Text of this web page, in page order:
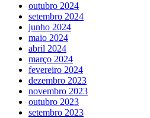
outubro 2024
setembro 2024
junho 2024
maio 2024
abril 2024
março 2024
fevereiro 2024
dezembro 2023
novembro 2023
outubro 2023
setembro 2023